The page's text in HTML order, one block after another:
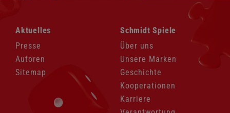
Navigation
überspringen
Aktuelles
Presse
Autoren
Sitemap
Navigation
überspringen
Schmidt Spiele
Über uns
Unsere Marken
Geschichte
Kooperationen
Karriere